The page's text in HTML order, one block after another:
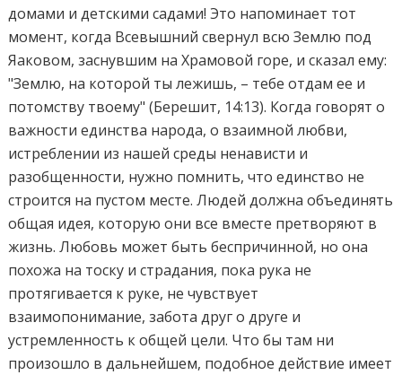
домами и детскими садами! Это напоминает тот
момент, когда Всевышний свернул всю Землю под
Яаковом, заснувшим на Храмовой горе, и сказал ему:
"Землю, на которой ты лежишь, – тебе отдам ее и
потомству твоему" (Берешит, 14:13). Когда говорят о
важности единства народа, о взаимной любви,
истреблении из нашей среды ненависти и
разобщенности, нужно помнить, что единство не
строится на пустом месте. Людей должна объединять
общая идея, которую они все вместе претворяют в
жизнь. Любовь может быть беспричинной, но она
похожа на тоску и страдания, пока рука не
протягивается к руке, не чувствует
взаимопонимание, забота друг о друге и
устремленность к общей цели. Что бы там ни
произошло в дальнейшем, подобное действие имеет